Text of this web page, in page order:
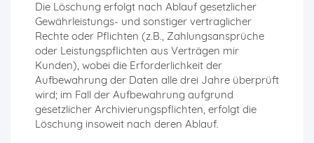
Die Löschung erfolgt nach Ablauf gesetzlicher
Gewährleistungs- und sonstiger vertraglicher
Rechte oder Pflichten (z.B., Zahlungsansprüche
oder Leistungspflichten aus Verträgen mir
Kunden), wobei die Erforderlichkeit der
Aufbewahrung der Daten alle drei Jahre überprüft
wird; im Fall der Aufbewahrung aufgrund
gesetzlicher Archivierungspflichten, erfolgt die
Löschung insoweit nach deren Ablauf.